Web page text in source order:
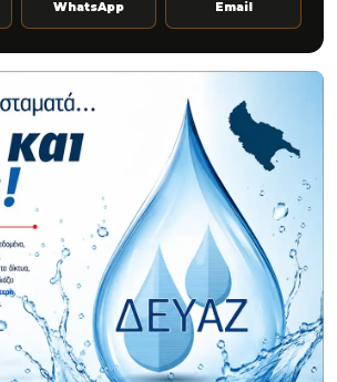
WhatsApp Email